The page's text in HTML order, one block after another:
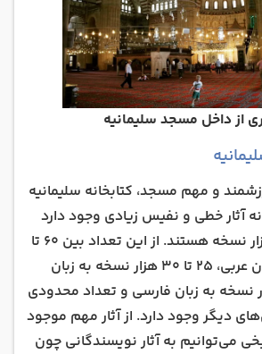
از داخل مسجد سلیمانیه
و مهم مسجد، کتابخانه سلیمانیه
آثار خطی و نفیس زیادی وجود دارد
که بین 90 تا 120 هزار نسخه هستند. از این تعداد بین 60 تا
70 هزار نسخه با زبان عربی، 25 تا 30 هزار نسخه به زبان
12 تا 15 هزار نسخه به زبان فارسی و تعداد محدودی
دیگر وجود دارد. از آثار مهم موجود
می‌توانیم به آثار نویسندگانی چون